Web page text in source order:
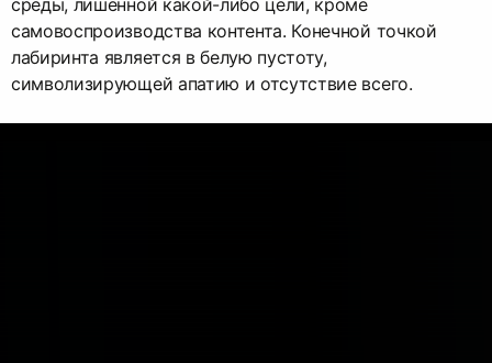
самовоспроизводства контента. Конечной точкой
лабиринта является в белую пустоту,
символизирующей апатию и отсутствие всего.